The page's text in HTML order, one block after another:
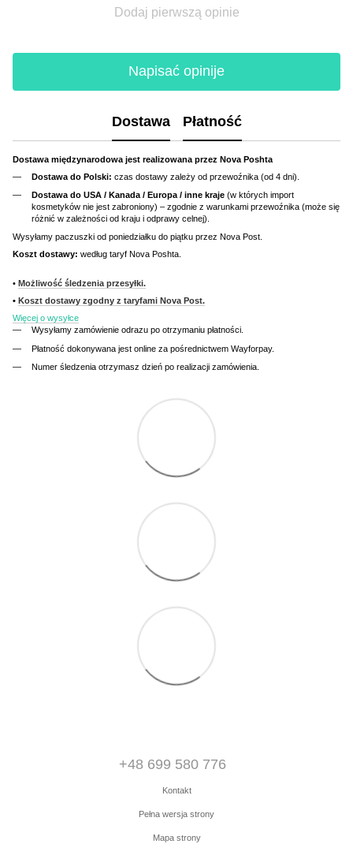
Dodaj pierwszą opinie
Napisać opinije
Dostawa Płatność
Dostawa międzynarodowa jest realizowana przez Nova Poshta
Dostawa do Polski: czas dostawy zależy od przewoźnika (od 4 dni).
Dostawa do USA / Kanada / Europa / inne kraje (w których import
kosmetyków nie jest zabroniony) – zgodnie z warunkami przewoźnika (może się
różnić w zależności od kraju i odprawy celnej).
Wysyłamy paczuszki od poniedziałku do piątku przez Nova Post.
Koszt dostawy: według taryf Nova Poshta.
• Możliwość śledzenia przesyłki.
• Koszt dostawy zgodny z taryfami Nova Post.
Więcej o wysyłce
Wysyłamy zamówienie odrazu po otrzymaniu płatności.
Płatność dokonywana jest online za pośrednictwem Wayforpay.
Numer śledzenia otrzymasz dzień po realizacji zamówienia.
+48 699 580 776
Kontakt
Pełna wersja strony
Mapa strony